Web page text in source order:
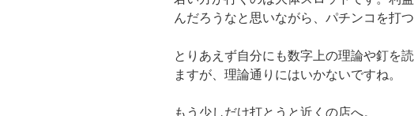
んだろうなと思いながら、パチンコを打
とりあえず自分にも数字上の理論や釘を
ますが、理論通りにはいかないですね。
もう少しだけ打とうと近くの店へ。